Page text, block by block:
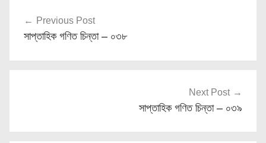
navigation
Previous Post
সাপ্তাহিক গণিত চিন্তা – ০৩৮
Next Post
সাপ্তাহিক গণিত চিন্তা – ০৩৯